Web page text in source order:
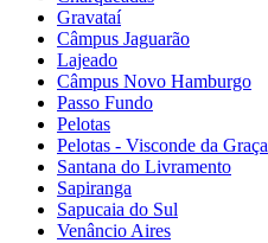
Gravataí
Câmpus Jaguarão
Lajeado
Câmpus Novo Hamburgo
Passo Fundo
Pelotas
Pelotas - Visconde da Graça
Santana do Livramento
Sapiranga
Sapucaia do Sul
Venâncio Aires